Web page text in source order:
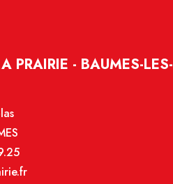
PRAIRIE - BAUMES-LES-